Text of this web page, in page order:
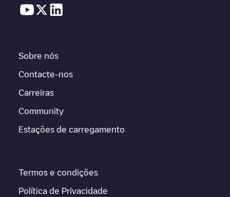
Sobre nós
Contacte-nos
Carreiras
Community
Estações de carregamento
Termos e condições
Política de Privacidade